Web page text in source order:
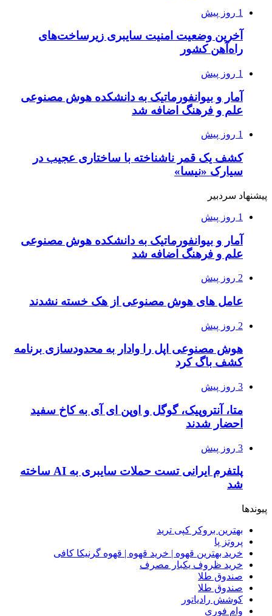
1 روز پیش
آخرین وضعیت امنیت سایبری زیرساخت‌های
راه‌آهن کشور
1 روز پیش
آمار و بیوانفورماتیک به دانشکده هوش مصنوعی
علم و فرهنگ اضافه شد
1 روز پیش
کشف یک قمر ناشناخته با ساختاری عجیب در
سیارک «نیسا»
پیشنهاد سردبیر
1 روز پیش
آمار و بیوانفورماتیک به دانشکده هوش مصنوعی
علم و فرهنگ اضافه شد
2 روز پیش
عامل های هوش مصنوعی از هک خسته نشدند
2 روز پیش
هوش مصنوعی اپل را وادار به محدودسازی برنامه
کشف باگ کرد
3 روز پیش
متا، آنتروپیک، گوگل و اوپن ای آی به کاخ سفید
احضار شدند
3 روز پیش
پلتفرم ایرانی تست حملات سایبری به AI ساخته
شد
پیوندها
بهترین بروکر کپی ترید
پروتز پا
خرید بهترین قهوه | خرید قهوه | قهوه گرنیکا کافی
خرید ظروف یکبار مصرف
صندوق طلا
صندوق طلا
کوشش رادیاتور
وام فوری